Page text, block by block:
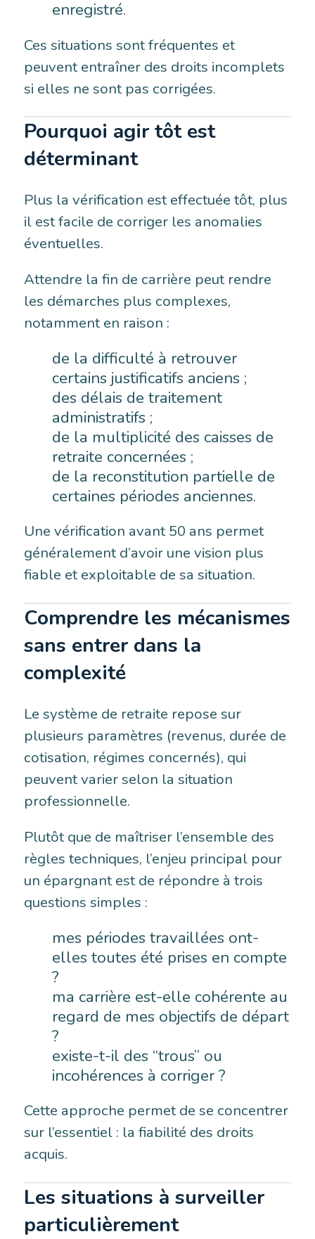
enregistré.
Ces situations sont fréquentes et
peuvent entraîner des droits incomplets
si elles ne sont pas corrigées.
Pourquoi agir tôt est
déterminant
Plus la vérification est effectuée tôt, plus
il est facile de corriger les anomalies
éventuelles.
Attendre la fin de carrière peut rendre
les démarches plus complexes,
notamment en raison :
de la difficulté à retrouver
certains justificatifs anciens ;
des délais de traitement
administratifs ;
de la multiplicité des caisses de
retraite concernées ;
de la reconstitution partielle de
certaines périodes anciennes.
Une vérification avant 50 ans permet
généralement d’avoir une vision plus
fiable et exploitable de sa situation.
Comprendre les mécanismes
sans entrer dans la
complexité
Le système de retraite repose sur
plusieurs paramètres (revenus, durée de
cotisation, régimes concernés), qui
peuvent varier selon la situation
professionnelle.
Plutôt que de maîtriser l’ensemble des
règles techniques, l’enjeu principal pour
un épargnant est de répondre à trois
questions simples :
mes périodes travaillées ont-
elles toutes été prises en compte
?
ma carrière est-elle cohérente au
regard de mes objectifs de départ
?
existe-t-il des “trous” ou
incohérences à corriger ?
Cette approche permet de se concentrer
sur l’essentiel : la fiabilité des droits
acquis.
Les situations à surveiller
particulièrement